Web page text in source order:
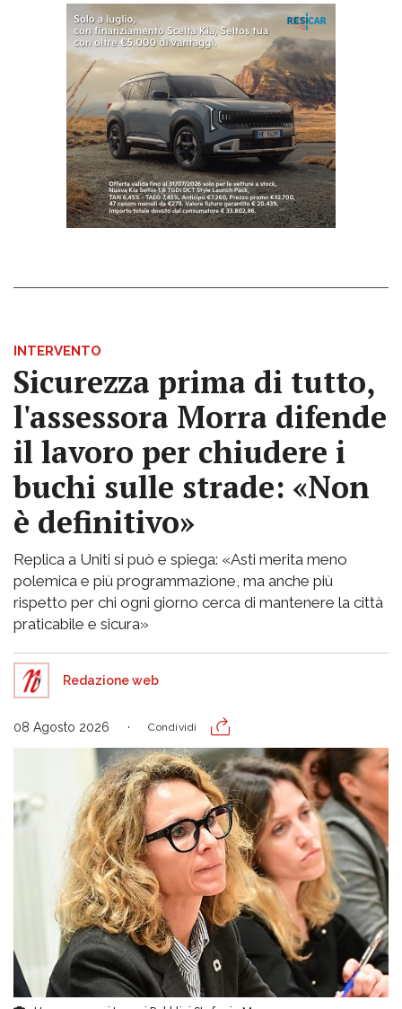
INTERVENTO
Sicurezza prima di tutto,
l'assessora Morra difende
il lavoro per chiudere i
buchi sulle strade: «Non
è definitivo»
Replica a Uniti si può e spiega: «Asti merita meno
polemica e più programmazione, ma anche più
rispetto per chi ogni giorno cerca di mantenere la città
praticabile e sicura»
Redazione web
08 Agosto 2026 Condividi